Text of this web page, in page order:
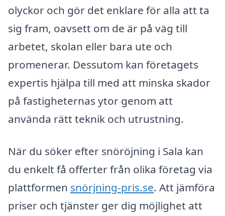
olyckor och gör det enklare för alla att ta
sig fram, oavsett om de är på väg till
arbetet, skolan eller bara ute och
promenerar. Dessutom kan företagets
expertis hjälpa till med att minska skador
på fastigheternas ytor genom att
använda rätt teknik och utrustning.
När du söker efter snöröjning i Sala kan
du enkelt få offerter från olika företag via
plattformen snörjning-pris.se. Att jämföra
priser och tjänster ger dig möjlighet att